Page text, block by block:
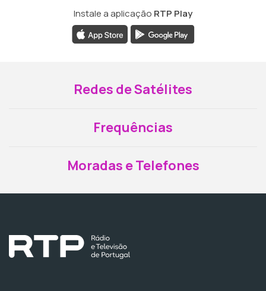
Instale a aplicação RTP Play
Redes de Satélites
Frequências
Moradas e Telefones